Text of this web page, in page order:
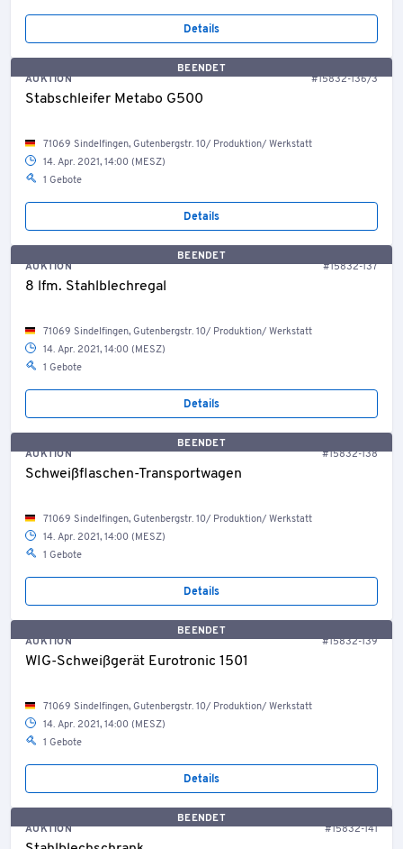
Details
BEENDET
AUKTION
#15832-136/3
Stabschleifer Metabo G500
71069 Sindelfingen, Gutenbergstr. 10/ Produktion/ Werkstatt
14. Apr. 2021, 14:00 (MESZ)
1 Gebote
Details
BEENDET
AUKTION
#15832-137
8 lfm. Stahlblechregal
71069 Sindelfingen, Gutenbergstr. 10/ Produktion/ Werkstatt
14. Apr. 2021, 14:00 (MESZ)
1 Gebote
Details
BEENDET
AUKTION
#15832-138
Schweißflaschen-Transportwagen
71069 Sindelfingen, Gutenbergstr. 10/ Produktion/ Werkstatt
14. Apr. 2021, 14:00 (MESZ)
1 Gebote
Details
BEENDET
AUKTION
#15832-139
WIG-Schweißgerät Eurotronic 1501
71069 Sindelfingen, Gutenbergstr. 10/ Produktion/ Werkstatt
14. Apr. 2021, 14:00 (MESZ)
1 Gebote
Details
BEENDET
AUKTION
#15832-141